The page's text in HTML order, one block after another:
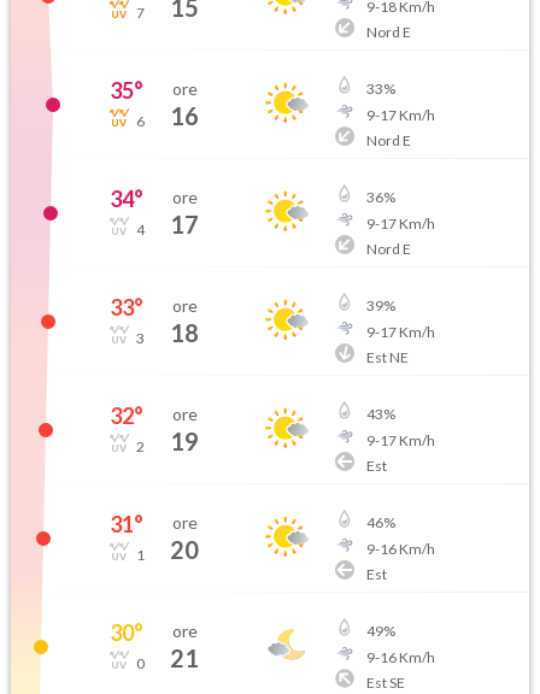
7 15
9-18Km/h
Nord E
35°
6
ore
16
33%
9-17Km/h
Nord E
34°
4
ore
17
36%
9-17Km/h
Nord E
33°
3
ore
18
39%
9-17Km/h
Est NE
32°
2
ore
19
43%
9-17Km/h
Est
31°
1
ore
20
46%
9-16Km/h
Est
30°
0
ore
21
49%
9-16Km/h
Est SE